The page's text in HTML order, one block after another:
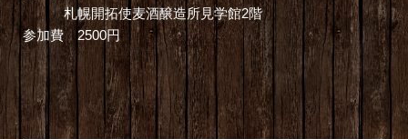
札幌開拓使麦酒醸造所見学館2階
参加費 2500円